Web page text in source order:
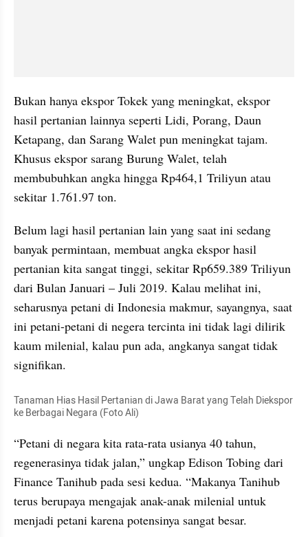
Bukan hanya ekspor Tokek yang meningkat, ekspor
hasil pertanian lainnya seperti Lidi, Porang, Daun
Ketapang, dan Sarang Walet pun meningkat tajam.
Khusus ekspor sarang Burung Walet, telah
membubuhkan angka hingga Rp464,1 Triliyun atau
sekitar 1.761.97 ton.
Belum lagi hasil pertanian lain yang saat ini sedang
banyak permintaan, membuat angka ekspor hasil
pertanian kita sangat tinggi, sekitar Rp659.389 Triliyun
dari Bulan Januari – Juli 2019. Kalau melihat ini,
seharusnya petani di Indonesia makmur, sayangnya, saat
ini petani-petani di negera tercinta ini tidak lagi dilirik
kaum milenial, kalau pun ada, angkanya sangat tidak
signifikan.
Tanaman Hias Hasil Pertanian di Jawa Barat yang Telah Diekspor
ke Berbagai Negara (Foto Ali)
“Petani di negara kita rata-rata usianya 40 tahun,
regenerasinya tidak jalan,” ungkap Edison Tobing dari
Finance Tanihub pada sesi kedua. “Makanya Tanihub
terus berupaya mengajak anak-anak milenial untuk
menjadi petani karena potensinya sangat besar.